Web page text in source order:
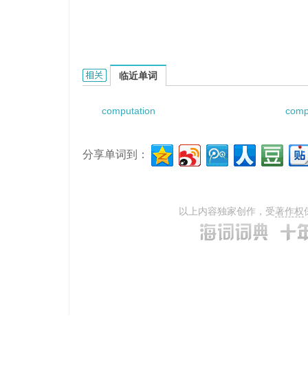
computation correction的相关资料：
临近单词
computation
分享单词到：
以上内容独家创作，受著作权